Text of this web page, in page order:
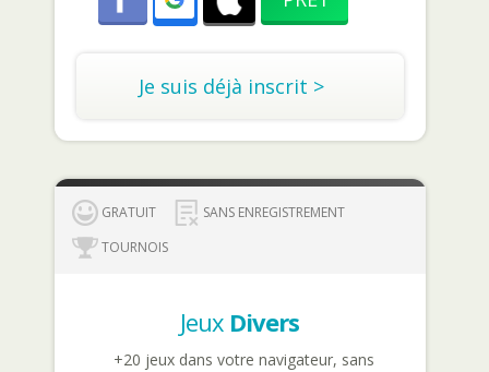
Je suis déjà inscrit >
GRATUIT
SANS ENREGISTREMENT
TOURNOIS
Jeux Divers
+20 jeux dans votre navigateur, sans